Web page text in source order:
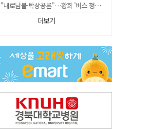
"내로남불·탁상공론"…황희 '버스 청년주택' 제안에 與 내부서도 쓴소리
"경로당 통장에 비밀번호가 적혀 있다"…전국 돌며 경로당 13곳 턴 30대 구속
예안향교 대성전, '국가지정 보물로 지정'
"침대에 결박, 탈진"…평생 교회서 산 11세 남아, 병원 이송 끝 숨져
거동 불편 모녀 덮친 새벽 화재…90대 어머니·60대 딸 숨져
더보기